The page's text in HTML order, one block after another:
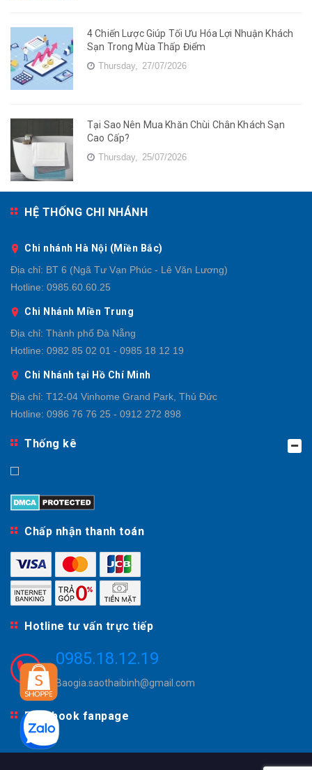
4 Chiến Lược Giúp Tối Ưu Hóa Lợi Nhuận Khách
Sạn Trong Mùa Thấp Điểm
Thursday, 27/07/2026
Tại Sao Nên Mua Khăn Chùi Chân Khách Sạn
Cao Cấp?
Thursday, 25/07/2026
HỆ THỐNG CHI NHÁNH
Chi nhánh Hà Nội (Miền Bắc)
Địa chỉ: BT 6 (Ngã Tư Vạn Phúc - Lê Văn Lương)
Hotline: 0985.60.60.25
Chi Nhánh Miền Trung
Địa chỉ: Thành phố Đà Nẵng
Hotline: 0982 85 02 01 - 0985 18 12 19
Chi Nhánh tại Hồ Chí Minh
Địa chỉ: T12-04 Vinhome Grand Park, Thủ Đức
Hotline: 0986 76 76 25 - 0912 272 898
Thống kê
Chấp nhận thanh toán
Hotline tư vấn trực tiếp
0985.18.12.19
Baogia.saothaibinh@gmail.com
Facebook fanpage